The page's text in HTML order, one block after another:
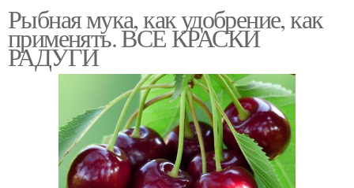
Рыбная мука, как удобрение, как
применять. ВСЕ КРАСКИ
РАДУГИ